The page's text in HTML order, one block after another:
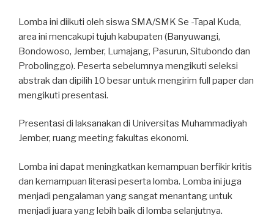
Lomba ini diikuti oleh siswa SMA/SMK Se -Tapal Kuda,
area ini mencakupi tujuh kabupaten (Banyuwangi,
Bondowoso, Jember, Lumajang, Pasurun, Situbondo dan
Probolinggo). Peserta sebelumnya mengikuti seleksi
abstrak dan dipilih 10 besar untuk mengirim full paper dan
mengikuti presentasi.
Presentasi di laksanakan di Universitas Muhammadiyah
Jember, ruang meeting fakultas ekonomi.
Lomba ini dapat meningkatkan kemampuan berfikir kritis
dan kemampuan literasi peserta lomba. Lomba ini juga
menjadi pengalaman yang sangat menantang untuk
menjadi juara yang lebih baik di lomba selanjutnya.